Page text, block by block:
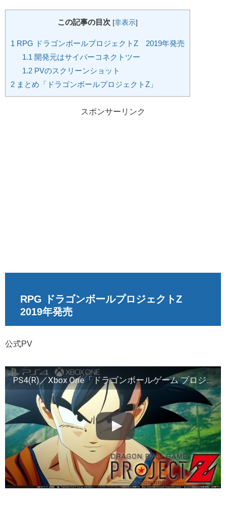
この記事の目次 [非表示]
1 RPG ドラゴンボールプロジェクトZ 2019年発売
1.1 開発元はサイバーコネクトツー
1.2PVのスクリーンショット
2 まとめ「ドラゴンボールプロジェクトZ」
スポンサーリンク
RPG ドラゴンボールプロジェクトZ
2019年発売
公式PV
PS4(R)／Xbox One「ドラゴンボールゲーム プロジェクトZ」ティザーPV